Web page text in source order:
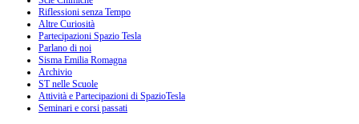
Riflessioni senza Tempo
Altre Curiosità
Partecipazioni Spazio Tesla
Parlano di noi
Sisma Emilia Romagna
Archivio
ST nelle Scuole
Attività e Partecipazioni di SpazioTesla
Seminari e corsi passati